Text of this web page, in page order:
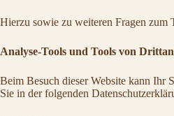
Hierzu sowie zu weiteren Fragen zum
Analyse-Tools und Tools von
Beim Besuch dieser Website kann Ihr
Sie in der folgenden